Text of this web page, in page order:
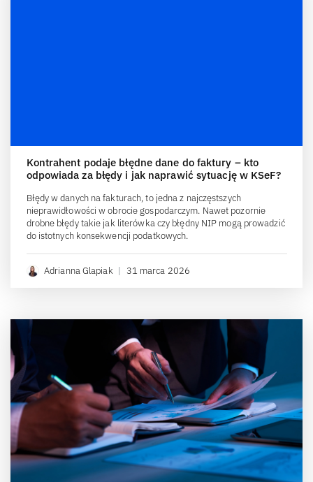
Kontrahent podaje błędne dane do faktury – kto
odpowiada za błędy i jak naprawić sytuację w KSeF?
Błędy w danych na fakturach, to jedna z najczęstszych
nieprawidłowości w obrocie gospodarczym. Nawet pozornie
drobne błędy takie jak literówka czy błędny NIP mogą prowadzić
do istotnych konsekwencji podatkowych.
Adrianna Glapiak | 31 marca 2026